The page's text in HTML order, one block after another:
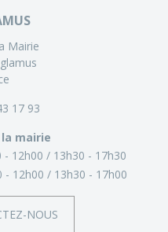
Mairie
17 93
mairie
- 12h00
13h30 - 17h30
- 12h00 13h30 - 17h00
NOUS